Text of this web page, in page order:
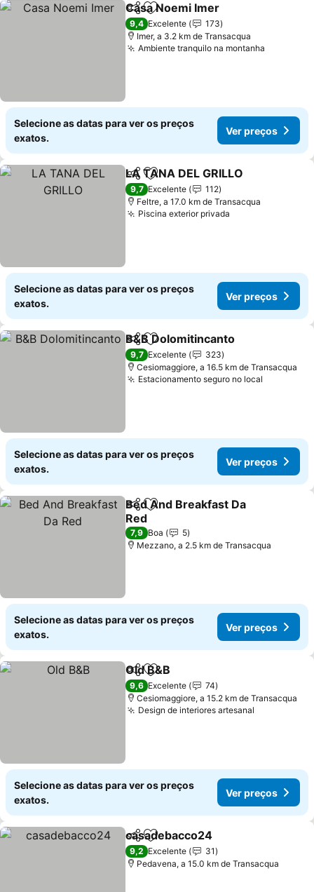
PartilharAdicionar aos favoritos
Casa Noemi Imer
9,4 Excelente
173
Imer, a 3.2 km de Transacqua
Ambiente tranquilo na montanha
Selecione as datas para ver os preços
exatos.
Ver preços
PartilharAdicionar aos favoritos
LA TANA DEL GRILLO
9,7 Excelente
112
Feltre, a 17.0 km de Transacqua
Piscina exterior privada
Selecione as datas para ver os preços
exatos.
Ver preços
PartilharAdicionar aos favoritos
B&B Dolomitincanto
9,7 Excelente
323
Cesiomaggiore, a 16.5 km de Transacqua
Estacionamento seguro no local
Selecione as datas para ver os preços
exatos.
Ver preços
PartilharAdicionar aos favoritos
Bed And Breakfast Da
Red
Ver preços
7,9 Boa
5
Mezzano, a 2.5 km de Transacqua
Selecione as datas para ver os preços
exatos.
Ver preços
PartilharAdicionar aos favoritos
Old B&B
9,6 Excelente
74
Cesiomaggiore, a 15.2 km de Transacqua
Design de interiores artesanal
Selecione as datas para ver os preços
exatos.
Ver preços
PartilharAdicionar aos favoritos
casadebacco24
9,2 Excelente
31
Pedavena, a 15.0 km de Transacqua